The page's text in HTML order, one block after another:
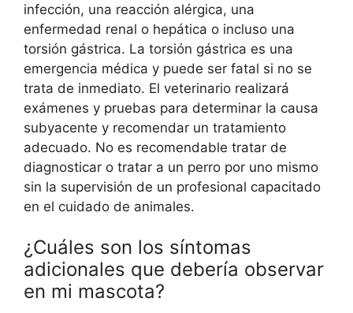
infección, una reacción alérgica, una
enfermedad renal o hepática o incluso una
torsión gástrica. La torsión gástrica es una
emergencia médica y puede ser fatal si no se
trata de inmediato. El veterinario realizará
exámenes y pruebas para determinar la causa
subyacente y recomendar un tratamiento
adecuado. No es recomendable tratar de
diagnosticar o tratar a un perro por uno mismo
sin la supervisión de un profesional capacitado
en el cuidado de animales.
¿Cuáles son los síntomas
adicionales que debería observar
en mi mascota?